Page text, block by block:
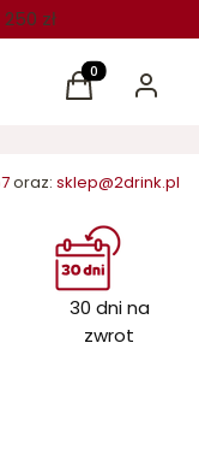
zł
Produkty w
Koszyk Zaloguj
oraz: sklep@2drink.pl
30 dni na
zwrot